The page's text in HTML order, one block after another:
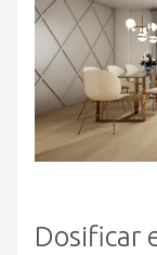
Dosificar